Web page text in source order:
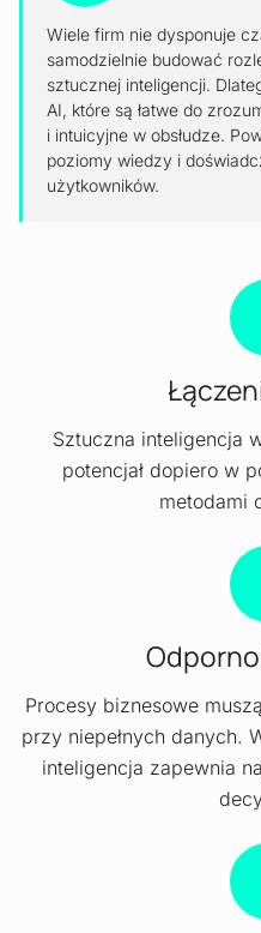
Wiele firm nie dysponuje
samodzielnie budować
sztucznej inteligencji.
AI, które są łatwe do
i intuicyjne w obsłudze.
poziomy wiedzy i
użytkowników.
Sztuczna inteligencja
potencjał dopiero w
metodami
Procesy biznesowe
przy niepełnych danych.
inteligencja zapewnia